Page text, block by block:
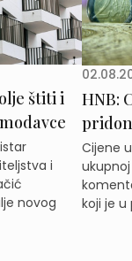
štiti i
i
novog
HNB:
Cijene
koji je u